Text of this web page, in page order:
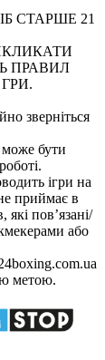
СТАРШЕ 21
ПРАВИЛ
зверніться
може бути
ігри на
приймає в
пов’язані/
або
метою.